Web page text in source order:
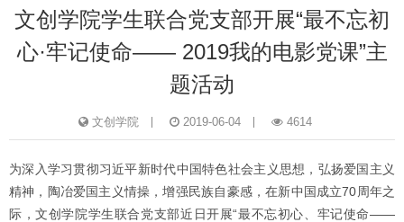
文创学院学生联合党支部开展“最不忘初
心·牢记使命—— 2019我的电影党课”主
题活动
文创学院 2019-06-04 4614
为深入学习贯彻习近平新时代中国特色社会主义思想，弘扬爱国主义
精神，陶冶爱国主义情操，增强民族自豪感，在新中国成立70周年之
际，文创学院学生联合党支部近日开展“最不忘初心、牢记使命——